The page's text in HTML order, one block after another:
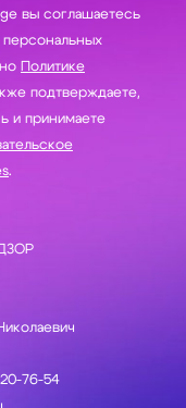
вы соглашаетесь
Политике
подтверждаете,
и принимаете
.
76-54